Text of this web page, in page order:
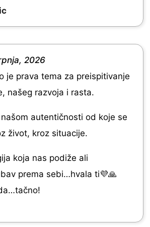
2026
je prava tema za preispitivanje
našeg razvoja i rasta.
autentičnosti od koje se
život, kroz situacije.
koja nas podiže ali
prema sebi…hvala ti💜🙏